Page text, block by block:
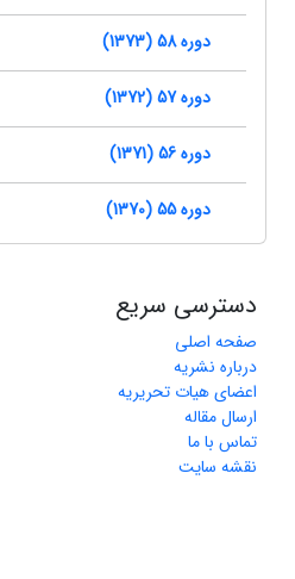
دوره 58 (1373)
دوره 57 (1372)
دوره 56 (1371)
دوره 55 (1370)
دسترسی سریع
صفحه اصلی
درباره نشریه
اعضای هیات تحریریه
ارسال مقاله
تماس با ما
نقشه سایت